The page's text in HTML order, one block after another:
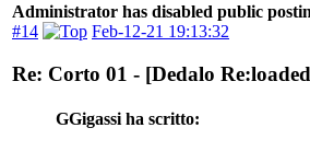
Administrator has disabled public
#14
Feb-12-21 19:13:32
Re: Corto 01 - [Dedalo
GGigassi ha scritto: